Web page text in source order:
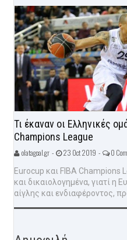
Τι έκαναν οι Ελληνικές
Champions League
olatagoal.gr - 23 Oct 2019 - 0
Eurocup και FIBA Champions
και δικαιολογημένα, γιατί η
αίγλης και ενδιαφέροντος,